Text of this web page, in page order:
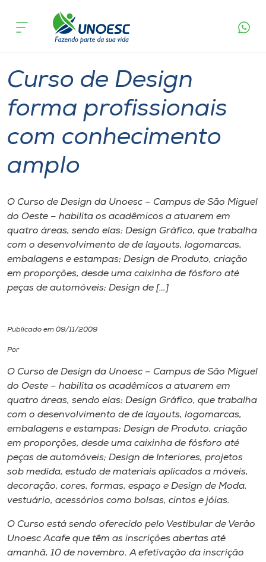
Cursos
Pesquisa
Atendimento ao Estudante
Portal de Ensino
A
Internacionalização
I.nova
Diplomados
CPA
Biblioteca
Editora
Rádio
Museu
acontece
Curso de Design
forma profissionais
com conhecimento
amplo
O Curso de Design da Unoesc – Campus de São Miguel
do Oeste – habilita os acadêmicos a atuarem em
quatro áreas, sendo elas: Design Gráfico, que trabalha
com o desenvolvimento de de layouts, logomarcas,
embalagens e estampas; Design de Produto, criação
em proporções, desde uma caixinha de fósforo até
peças de automóveis; Design de […]
Publicado em 09/11/2009
Por
O Curso de Design da Unoesc – Campus de São Miguel
do Oeste – habilita os acadêmicos a atuarem em
quatro áreas, sendo elas: Design Gráfico, que trabalha
com o desenvolvimento de de layouts, logomarcas,
embalagens e estampas; Design de Produto, criação
em proporções, desde uma caixinha de fósforo até
peças de automóveis; Design de Interiores, projetos
sob medida, estudo de materiais aplicados a móveis,
decoração, cores, formas, espaço e Design de Moda,
vestuário, acessórios como bolsas, cintos e jóias.
O Curso está sendo oferecido pelo Vestibular de Verão
Unoesc Acafe que têm as inscrições abertas até
amanhã, 10 de novembro. A efetivação da inscrição